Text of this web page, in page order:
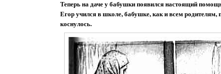
Теперь на даче у бабушки появился настоящий
Егор учился в школе, бабушке, как и всем родителям,
коснулось.